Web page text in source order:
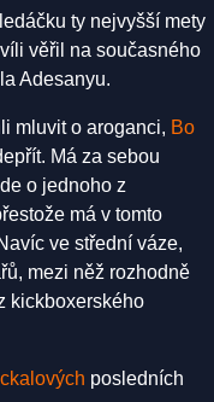
ty nejvyšší mety
věřil na současného
Adesanyu.
mluvit o aroganci, Bo
Má za sebou
o jednoho z
má v tomto
ve střední váze,
mezi něž rozhodně
kickboxerského
posledních